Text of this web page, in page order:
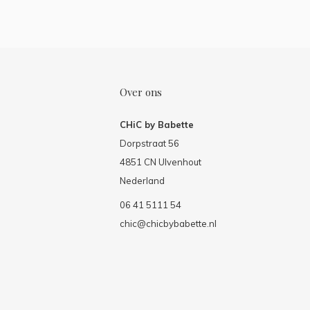
Over ons
CHiC by Babette
Dorpstraat 56
4851 CN Ulvenhout
Nederland
06 41 5111 54
chic@chicbybabette.nl